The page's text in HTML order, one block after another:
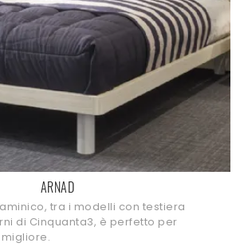
ARNAD
tra i modelli con testiera
di Cinquanta3, è perfetto per